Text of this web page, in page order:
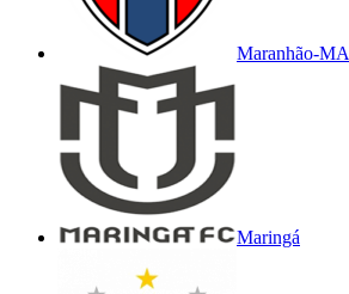
Maranhão-MA
Maringá